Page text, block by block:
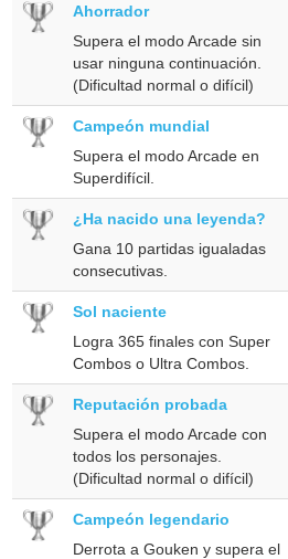
Ahorrador
Supera el modo Arcade sin
usar ninguna continuación.
(Dificultad normal o difícil)
Campeón mundial
Supera el modo Arcade en
Superdifícil.
¿Ha nacido una leyenda?
Gana 10 partidas igualadas
consecutivas.
Sol naciente
Logra 365 finales con Super
Combos o Ultra Combos.
Reputación probada
Supera el modo Arcade con
todos los personajes.
(Dificultad normal o difícil)
Campeón legendario
Derrota a Gouken y supera el